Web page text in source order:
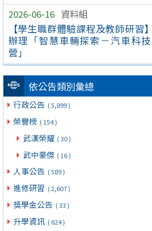
2026-06-16 資料組
【學生職群體驗課程及教師研習
辦理「智慧車輛探索－汽車科
營」
依公告類別彙總
行政公告 ( 5,899 )
榮譽榜 ( 154 )
武漢榮耀 ( 30 )
武中豪傑 ( 16 )
人事公告 ( 589 )
進修研習 ( 2,607 )
獎學金公告 ( 33 )
升學資訊 ( 624 )